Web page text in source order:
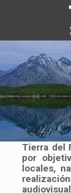
Tierra del
por
locales,